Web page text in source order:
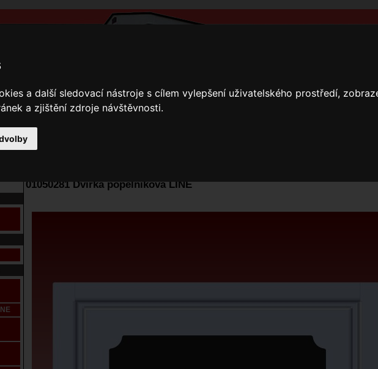
a další sledovací nástroje s cílem vylepšení uživatelského prostředí,
a zjištění zdroje návštěvnosti.
01050281 Dvířka popelníková LINE